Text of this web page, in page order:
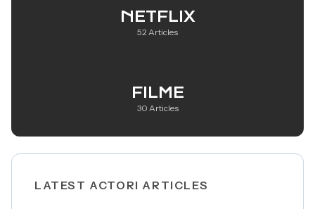
NETFLIX
52 Articles
FILME
30 Articles
LATEST ACTORI ARTICLES